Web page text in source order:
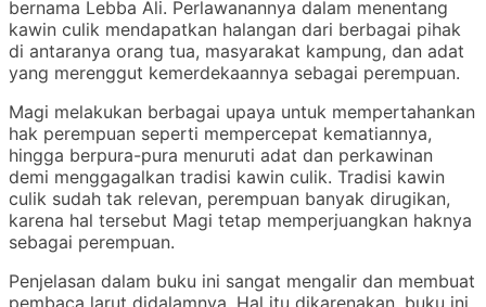
bernama Lebba Ali. Perlawanannya dalam menentang
kawin culik mendapatkan halangan dari berbagai pihak
di antaranya orang tua, masyarakat kampung, dan adat
yang merenggut kemerdekaannya sebagai perempuan.
Magi melakukan berbagai upaya untuk mempertahankan
hak perempuan seperti mempercepat kematiannya,
hingga berpura-pura menuruti adat dan perkawinan
demi menggagalkan tradisi kawin culik. Tradisi kawin
culik sudah tak relevan, perempuan banyak dirugikan,
karena hal tersebut Magi tetap memperjuangkan haknya
sebagai perempuan.
Penjelasan dalam buku ini sangat mengalir dan membuat
pembaca larut didalamnya. Hal itu dikarenakan, buku ini